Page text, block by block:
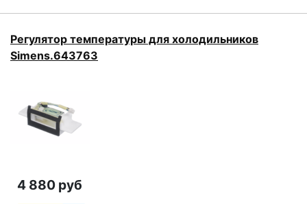
Регулятор температуры для холодильников
Simens.643763
4 880 руб